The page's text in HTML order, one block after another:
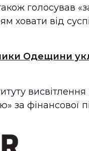
голосував
від
Одещини
за фінансової